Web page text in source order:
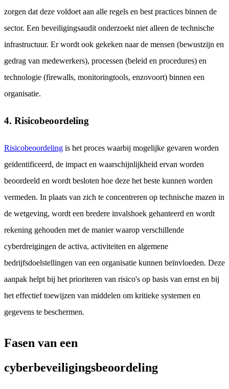
zorgen dat deze voldoet aan alle regels en best practices binnen de
sector. Een beveiligingsaudit onderzoekt niet alleen de technische
infrastructuur. Er wordt ook gekeken naar de mensen (bewustzijn en
gedrag van medewerkers), processen (beleid en procedures) en
technologie (firewalls, monitoringtools, enzovoort) binnen een
organisatie.
4. Risicobeoordeling
Risicobeoordeling is het proces waarbij mogelijke gevaren worden
geïdentificeerd, de impact en waarschijnlijkheid ervan worden
beoordeeld en wordt besloten hoe deze het beste kunnen worden
vermeden. In plaats van zich te concentreren op technische mazen in
de wetgeving, wordt een bredere invalshoek gehanteerd en wordt
rekening gehouden met de manier waarop verschillende
cyberdreigingen de activa, activiteiten en algemene
bedrijfsdoelstellingen van een organisatie kunnen beïnvloeden. Deze
aanpak helpt bij het prioriteren van risico's op basis van ernst en bij
het effectief toewijzen van middelen om kritieke systemen en
gegevens te beschermen.
Fasen van een
cyberbeveiligingsbeoordeling